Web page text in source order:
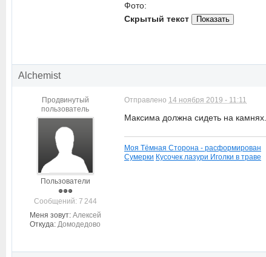
Фото:
Скрытый текст
Alchemist
Продвинутый
пользователь
Пользователи
Cообщений: 7 244
Меня зовут: Алексей
Откуда: Домодедово
Отправлено 14 ноября 2019 - 11:11
Максима должна сидеть на
Моя Тёмная Сторона - расформирован
Сумерки Кусочек лазури Иголки в траве